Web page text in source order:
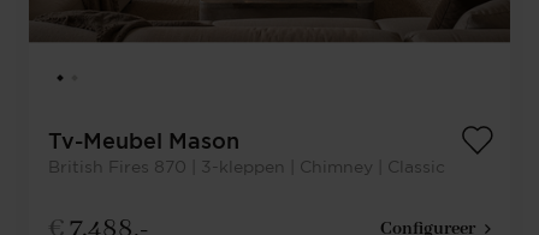
Tv-Meubel Mason
British Fires 870 | 3-kleppen | Chimney | Classic
Configureer